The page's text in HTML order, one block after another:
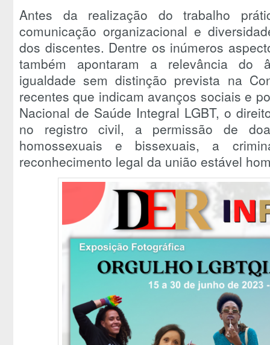
Antes da realização do trabalho
comunicação organizacional e
dos discentes. Dentre os inúmeros
também apontaram a relevância do
igualdade sem distinção prevista na
recentes que indicam avanços sociais e
Nacional de Saúde Integral LGBT, o
no registro civil, a permissão de
homossexuais e bissexuais, a
reconhecimento legal da união estável